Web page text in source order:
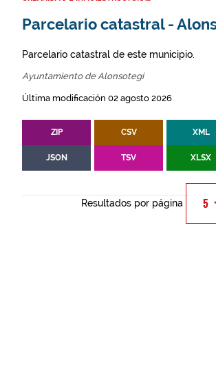
Parcelario catastral -
Parcelario catastral de este municipio.
Ayuntamiento de Alonsotegi
Última modificación 02 agosto 2026
ZIP CSV XML
JSON TSV XLSX
Resultados por página